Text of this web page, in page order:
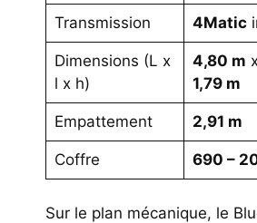
Transmission 4Matic
Dimensions (L x
l x h)
4,80 m
1,79 m
Empattement 2,91 m
Coffre 690 –
Sur le plan mécanique, le